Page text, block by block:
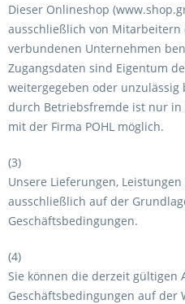
Dieser Onlineshop
ausschließlich von Mitarbeitern
verbundenen Unternehmen
Zugangsdaten sind Eigentum
weitergegeben oder
durch Betriebsfremde ist nur
mit der Firma POHL möglich.
(3)
Unsere Lieferungen,
ausschließlich auf der
Geschäftsbedingungen.
(4)
Sie können die derzeit gültigen
Geschäftsbedingungen auf der